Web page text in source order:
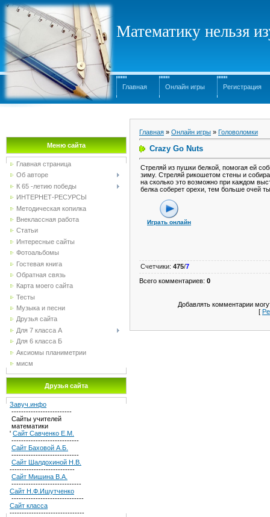
Математику нельзя
Главная Онлайн игры Регистрация
Меню сайта
Главная страница
Об авторе
К 65 -летию победы
ИНТЕРНЕТ-РЕСУРСЫ
Методическая копилка
Внеклассная работа
Статьи
Интересные сайты
Фотоальбомы
Гостевая книга
Обратная связь
Карта моего сайта
Тесты
Музыка и песни
Друзья сайта
Для 7 класса А
Для 6 класса Б
Аксиомы планиметрии
мисм
Друзья сайта
Завуч.инфо
-------------------------
Сайты учителей
математики
' Сайт Савченко Е.М.
----------------------------
Сайт Баховой А.Б.
----------------------------
Сайт Шалдохиной Н.В.
---------------------------
Сайт Мишина В.А.
-----------------------------
Сайт Н.Ф.Ишутченко
------------------------------
Сайт класса
-------------------------------
Главная » Онлайн игры » Головоломки
Crazy Go Nuts
Стреляй из пушки белкой, помогая ей
зиму. Стреляй рикошетом стены и
на сколько это возможно при каждом
белка соберет орехи, тем больше очей
Играть онлайн
Счетчики: 475/7
Всего комментариев: 0
Добавлять комментарии
[